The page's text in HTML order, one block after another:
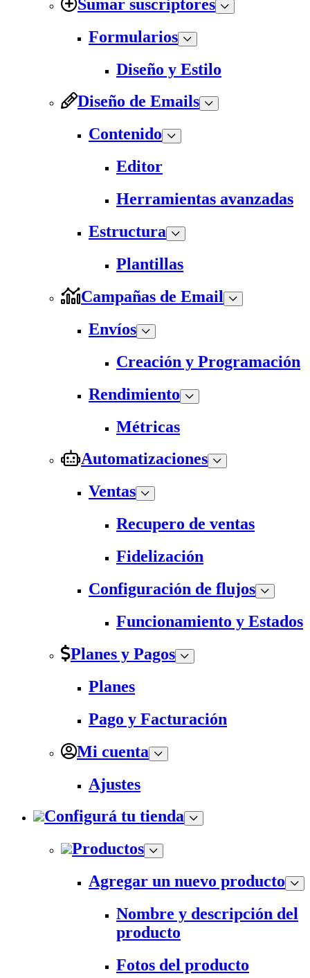
Sumar suscriptores
Formularios
Diseño y Estilo
Diseño de Emails
Contenido
Editor
Herramientas avanzadas
Estructura
Plantillas
Campañas de Email
Envíos
Creación y Programación
Rendimiento
Métricas
Automatizaciones
Ventas
Recupero de ventas
Fidelización
Configuración de flujos
Funcionamiento y Estados
Planes y Pagos
Planes
Pago y Facturación
Mi cuenta
Ajustes
Configurá tu tienda
Productos
Agregar un nuevo producto
Nombre y descripción del
producto
Fotos del producto